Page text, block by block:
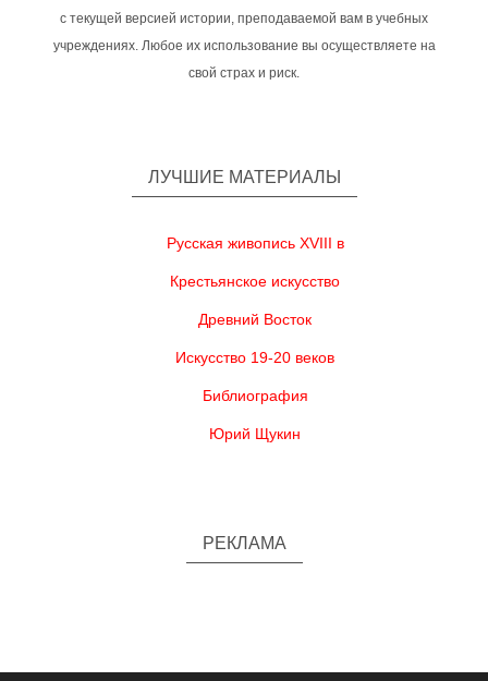
с текущей версией истории, преподаваемой вам в учебных
учреждениях. Любое их использование вы осуществляете на
свой страх и риск.
ЛУЧШИЕ МАТЕРИАЛЫ
Русская живопись XVIII в
Крестьянское искусство
Древний Восток
Искусство 19-20 веков
Библиография
Юрий Щукин
РЕКЛАМА